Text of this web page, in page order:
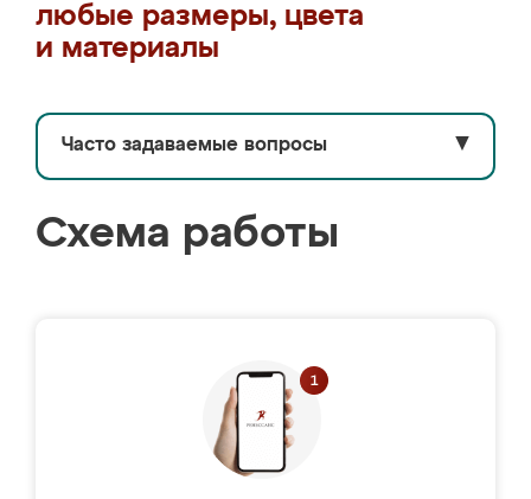
любые размеры, цвета
и материалы
Часто задаваемые вопросы ▼
Схема работы